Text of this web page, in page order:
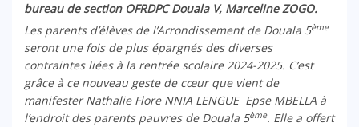
bureau de section OFRDPC Douala V, Marceline ZOGO.
Les parents d’élèves de l’Arrondissement de Douala 5ème
seront une fois de plus épargnés des diverses
contraintes liées à la rentrée scolaire 2024-2025. C’est
grâce à ce nouveau geste de cœur que vient de
manifester Nathalie Flore NNIA LENGUE Epse MBELLA à
l’endroit des parents pauvres de Douala 5ème. Elle a offert